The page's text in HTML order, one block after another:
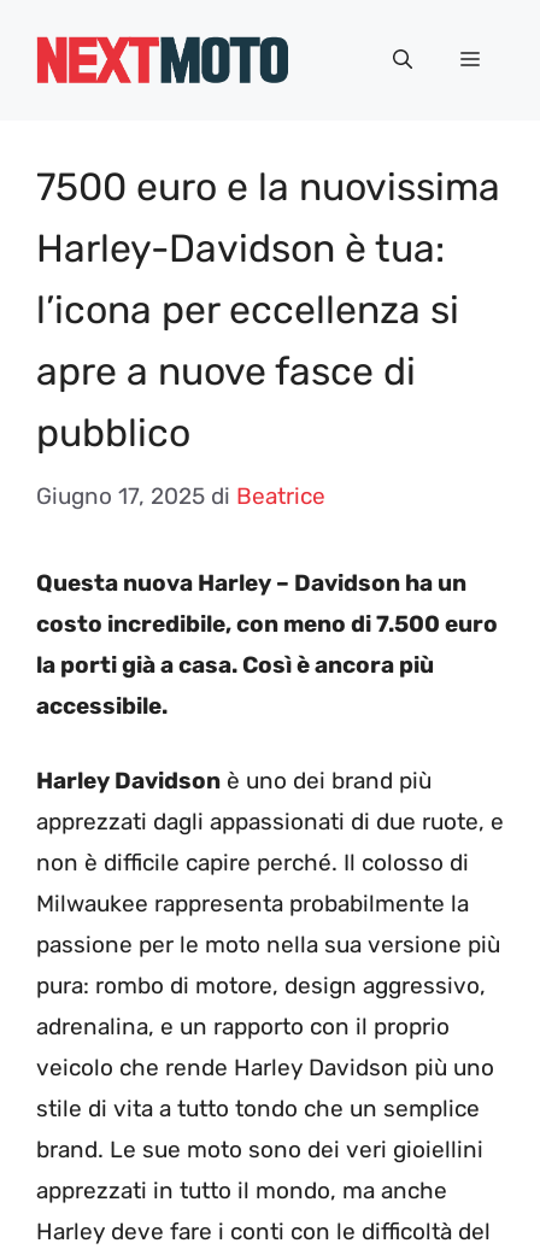
Menu
7500 euro e la nuovissima
Harley-Davidson è tua:
l’icona per eccellenza si
apre a nuove fasce di
pubblico
Giugno 17, 2025 di Beatrice
Questa nuova Harley – Davidson ha un
costo incredibile, con meno di 7.500 euro
la porti già a casa. Così è ancora più
accessibile.
Harley Davidson è uno dei brand più
apprezzati dagli appassionati di due ruote, e
non è difficile capire perché. Il colosso di
Milwaukee rappresenta probabilmente la
passione per le moto nella sua versione più
pura: rombo di motore, design aggressivo,
adrenalina, e un rapporto con il proprio
veicolo che rende Harley Davidson più uno
stile di vita a tutto tondo che un semplice
brand. Le sue moto sono dei veri gioiellini
apprezzati in tutto il mondo, ma anche
Harley deve fare i conti con le difficoltà del